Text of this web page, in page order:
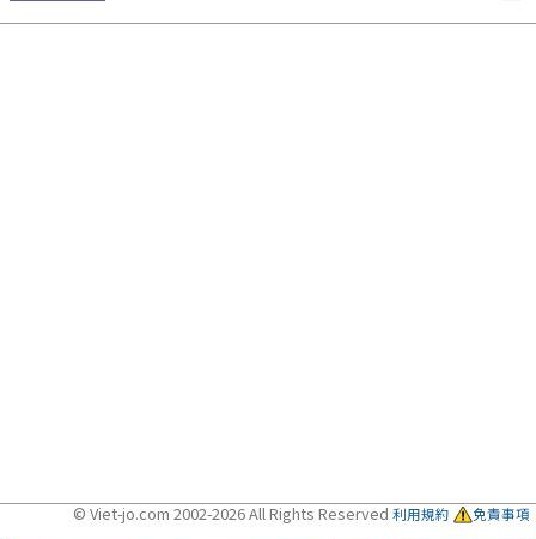
© Viet-jo.com 2002-2026 All Rights Reserved 利用規約 免責事項